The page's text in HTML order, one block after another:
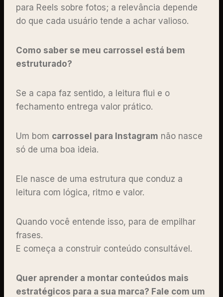
para Reels sobre fotos; a relevância depende
do que cada usuário tende a achar valioso.
Como saber se meu carrossel está bem
estruturado?
Se a capa faz sentido, a leitura flui e o
fechamento entrega valor prático.
Um bom carrossel para Instagram não nasce
só de uma boa ideia.
Ele nasce de uma estrutura que conduz a
leitura com lógica, ritmo e valor.
Quando você entende isso, para de empilhar
frases.
E começa a construir conteúdo consultável.
Quer aprender a montar conteúdos mais
estratégicos para a sua marca? Fale com um